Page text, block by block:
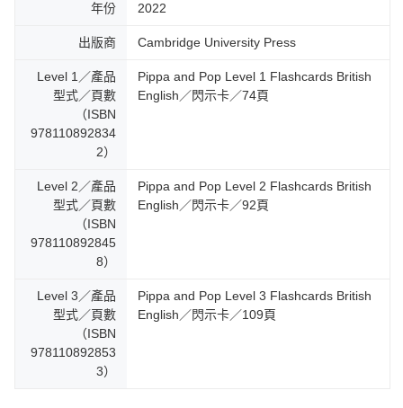
年份 2022
出版商 Cambridge University Press
Level 1／產品
型式／頁數
（ISBN
978110892834
2）
Pippa and Pop Level 1 Flashcards British
English／閃示卡／74頁
Level 2／產品
型式／頁數
（ISBN
978110892845
8）
Pippa and Pop Level 2 Flashcards British
English／閃示卡／92頁
Level 3／產品
型式／頁數
（ISBN
978110892853
3）
Pippa and Pop Level 3 Flashcards British
English／閃示卡／109頁